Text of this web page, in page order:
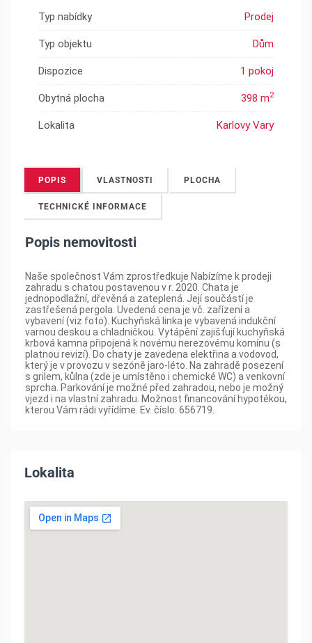
Typ nabídky Prodej
Typ objektu Dům
Dispozice 1 pokoj
Obytná plocha 398 m2
Lokalita Karlovy Vary
POPIS VLASTNOSTI PLOCHA
TECHNICKÉ INFORMACE
Popis nemovitosti
Naše společnost Vám zprostředkuje Nabízíme k prodeji
zahradu s chatou postavenou v r. 2020. Chata je
jednopodlažní, dřevěná a zateplená. Její součástí je
zastřešená pergola. Uvedená cena je vč. zařízení a
vybavení (viz foto). Kuchyňská linka je vybavená indukční
varnou deskou a chladničkou. Vytápění zajišťují kuchyňská
krbová kamna připojená k novému nerezovému komínu (s
platnou revizí). Do chaty je zavedena elektřina a vodovod,
který je v provozu v sezóně jaro-léto. Na zahradě posezení
s grilem, kůlna (zde je umístěno i chemické WC) a venkovní
sprcha. Parkování je možné před zahradou, nebo je možný
vjezd i na vlastní zahradu. Možnost financování hypotékou,
kterou Vám rádi vyřídíme. Ev. číslo: 656719.
Lokalita